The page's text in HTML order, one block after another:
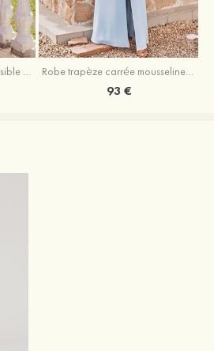
93 €